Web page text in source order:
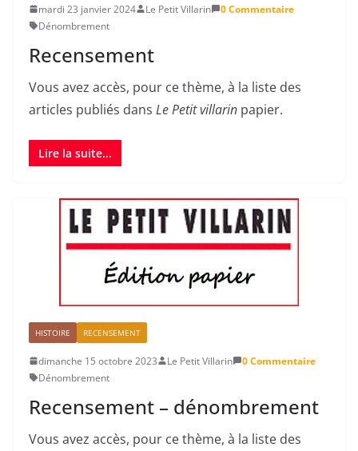
mardi 23 janvier 2024 Le Petit Villarin
0 Commentaire
Dénombrement
Recensement
Vous avez accès, pour ce thème, à la liste des
articles publiés dans Le Petit villarin papier.
Lire la suite...
HISTOIRE RECENSEMENT
dimanche 15 octobre 2023 Le Petit Villarin
0 Commentaire
Dénombrement
Recensement – dénombrement
Vous avez accès, pour ce thème, à la liste des